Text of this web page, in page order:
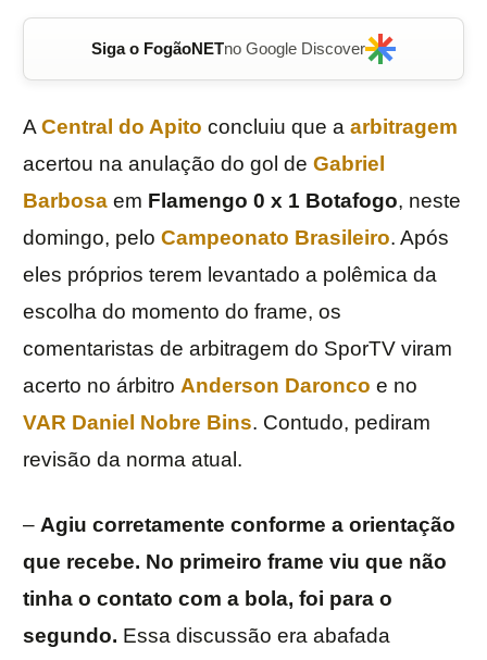
Siga o FogãoNETno Google Discover
ACentral do Apito concluiu que a arbitragem
acertou na anulação do gol de Gabriel
Barbosa em Flamengo 0 x 1 Botafogo, neste
domingo, pelo Campeonato Brasileiro. Após
eles próprios terem levantado a polêmica da
escolha do momento do frame, os
comentaristas de arbitragem do SporTV viram
acerto no árbitro Anderson Daronco e no
VAR Daniel Nobre Bins. Contudo, pediram
revisão da norma atual.
– Agiu corretamente conforme a orientação
que recebe. No primeiro frame viu que não
tinha o contato com a bola, foi para o
segundo. Essa discussão era abafada